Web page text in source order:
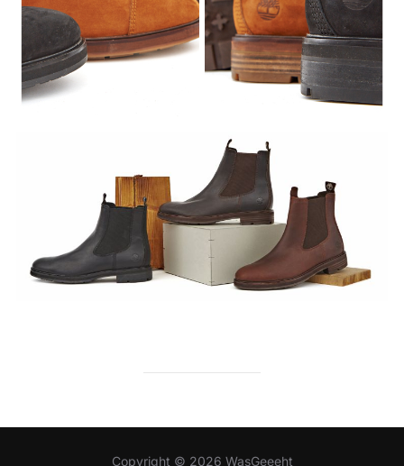
Copyright © 2026 WasGeeeht